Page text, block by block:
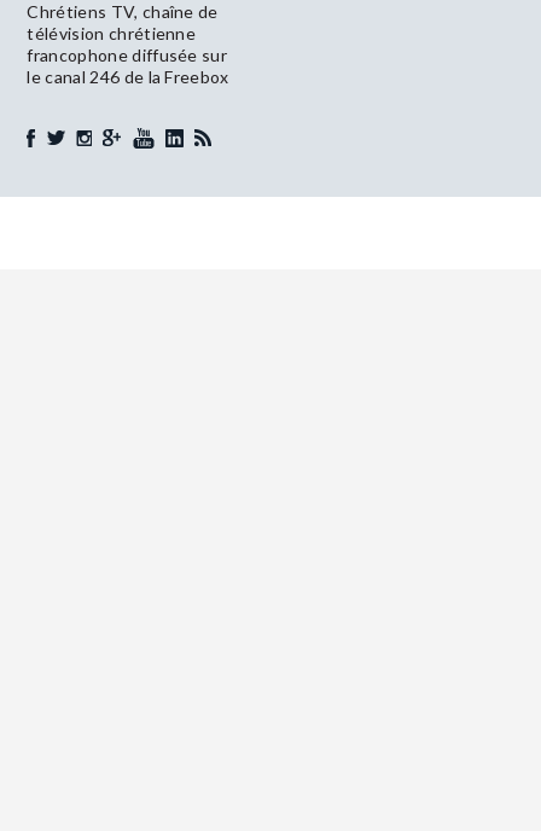
Chrétiens TV, chaîne de
télévision chrétienne
francophone diffusée sur
le canal 246 de la Freebox